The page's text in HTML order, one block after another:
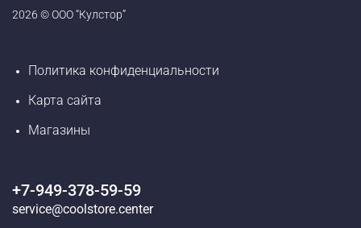
2026 © ООО “Кулстор”
Политика конфиденциальности
Карта сайта
Магазины
+7-949-378-59-59
service@coolstore.center